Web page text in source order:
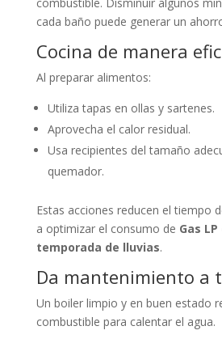
combustible. Disminuir algunos
cada baño puede generar un
Cocina de manera
Al preparar alimentos:
Utiliza tapas en ollas y sartenes.
Aprovecha el calor residual.
Usa recipientes del tamaño
quemador.
Estas acciones reducen el tiempo
a optimizar el consumo de Gas
temporada de lluvias.
Da mantenimiento a
Un boiler limpio y en buen estado
combustible para calentar el agua.